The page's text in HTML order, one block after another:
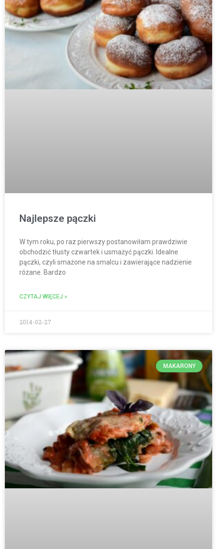
Najlepsze pączki
W tym roku, po raz pierwszy postanowiłam prawdziwie
obchodzić tłusty czwartek i usmażyć pączki. Idealne
pączki, czyli smażone na smalcu i zawierające nadzienie
różane. Bardzo
CZYTAJ WIĘCEJ »
2014-02-27
MAKARONY